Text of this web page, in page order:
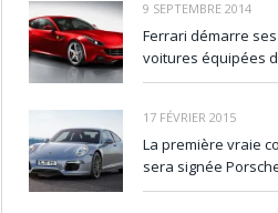
9 SEPTEMBRE 2014
Ferrari démarre
voitures équipées
17 FÉVRIER 2015
La première vraie
sera signée